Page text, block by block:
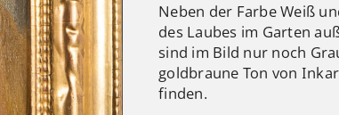
Neben der Farbe Weiß
des Laubes im Garten
sind im Bild nur noch
goldbraune Ton von
finden.